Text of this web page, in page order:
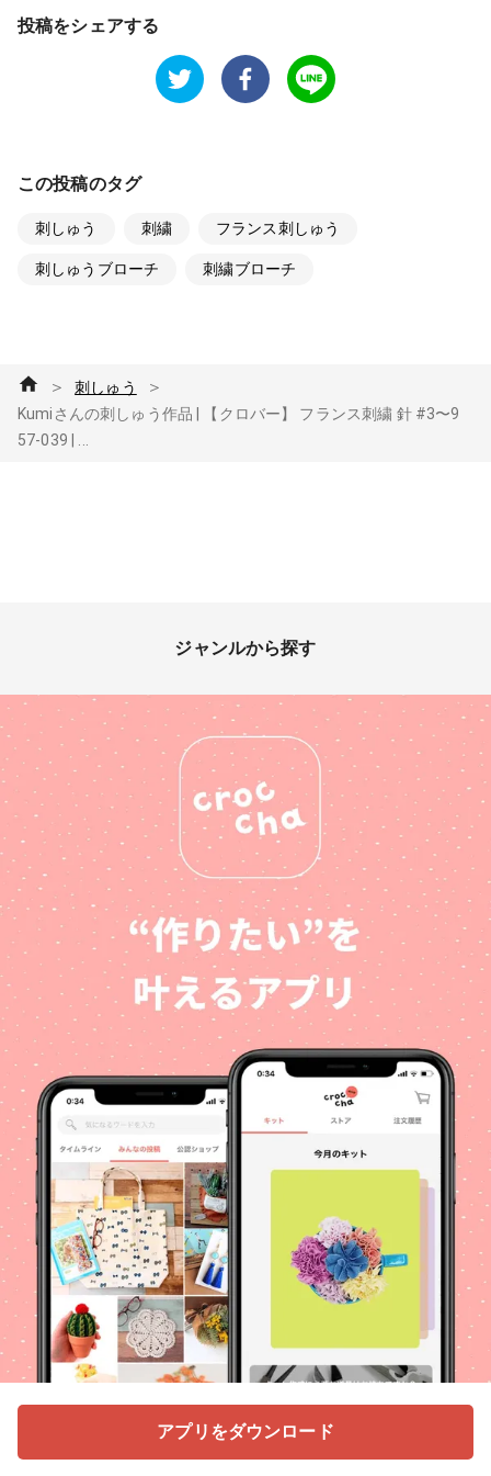
投稿をシェアする
この投稿のタグ
刺しゅう 刺繍 フランス刺しゅう
刺しゅうブローチ 刺繍ブローチ
＞ 刺しゅう ＞
Kumiさんの刺しゅう作品 | 【クロバー】 フランス刺繍 針 #3〜9
57-039 | ...
ジャンルから探す
アプリをダウンロード